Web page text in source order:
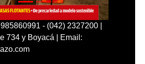
- (042) 2327200 |
734 y Boyacá | Email: